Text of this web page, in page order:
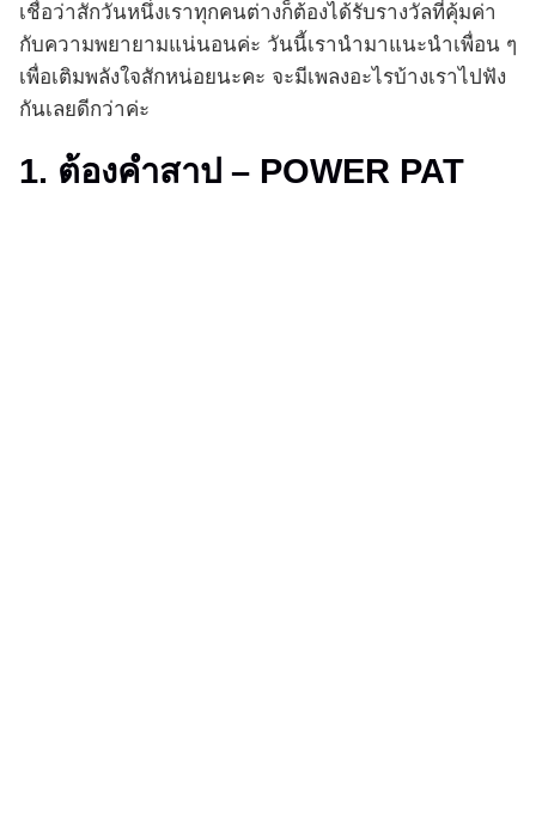
เชื่อว่าสักวันหนึ่งเราทุกคนต่างก็ต้องได้รับรางวัลที่คุ้มค่า
กับความพยายามแน่นอนค่ะ วันนี้เรานำมาแนะนำเพื่อน ๆ
เพื่อเติมพลังใจสักหน่อยนะคะ จะมีเพลงอะไรบ้างเราไปฟัง
กันเลยดีกว่าค่ะ
1. ต้องคำสาป – POWER PAT